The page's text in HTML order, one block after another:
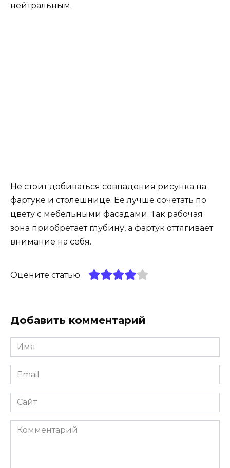
нейтральным.
Не стоит добиваться совпадения рисунка на
фартуке и столешнице. Её лучше сочетать по
цвету с мебельными фасадами. Так рабочая
зона приобретает глубину, а фартук оттягивает
внимание на себя.
Оцените статью
Добавить комментарий
Имя
*
Email
*
Сайт
Комментарий